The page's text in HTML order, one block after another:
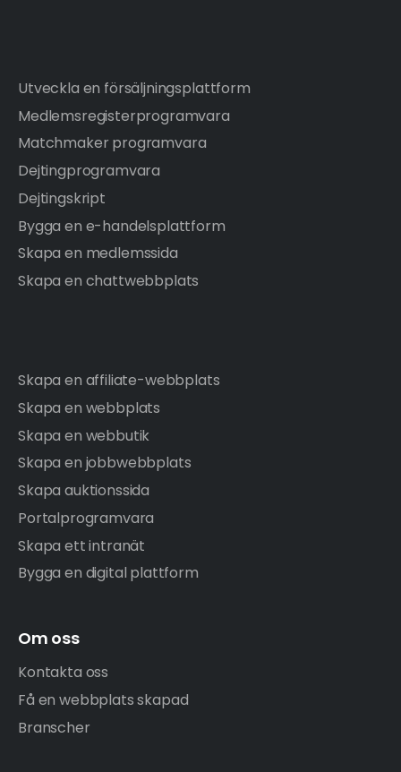
Utveckla en försäljningsplattform
Medlemsregisterprogramvara
Matchmaker programvara
Dejtingprogramvara
Dejtingskript
Bygga en e-handelsplattform
Skapa en medlemssida
Skapa en chattwebbplats
Skapa en affiliate-webbplats
Skapa en webbplats
Skapa en webbutik
Skapa en jobbwebbplats
Skapa auktionssida
Portalprogramvara
Skapa ett intranät
Bygga en digital plattform
Om oss
Kontakta oss
Få en webbplats skapad
Branscher